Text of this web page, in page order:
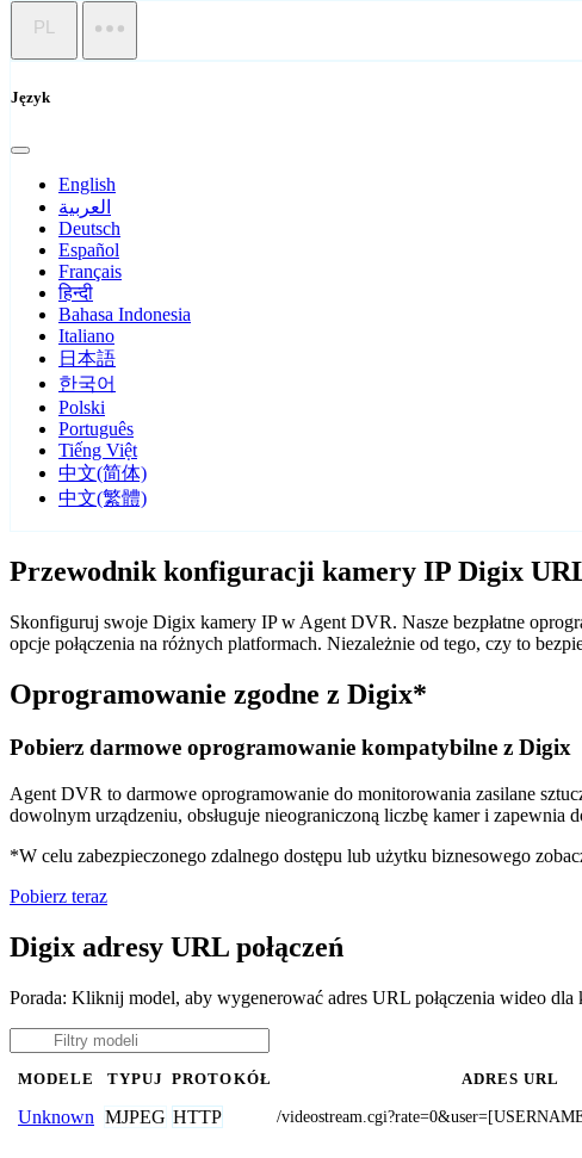
PL
Język
English
العربية
Deutsch
Español
Français
हिन्दी
Bahasa Indonesia
Italiano
日本語
한국어
Polski
Português
Tiếng Việt
中文(简体)
中文(繁體)
Przewodnik konfiguracji kamery IP Digix
Skonfiguruj swoje Digix kamery IP w Agent DVR. Nasze bezpłatne
opcje połączenia na różnych platformach. Niezależnie od tego, czy to
Oprogramowanie zgodne z Digix*
Pobierz darmowe oprogramowanie kompatybilne z Digix
Agent DVR to darmowe oprogramowanie do monitorowania zasilane
dowolnym urządzeniu, obsługuje nieograniczoną liczbę kamer i
*W celu zabezpieczonego zdalnego dostępu lub użytku biznesowego
Pobierz teraz
Digix adresy URL połączeń
Porada: Kliknij model, aby wygenerować adres URL połączenia wideo
MODELE TYPUJ PROTOKÓŁ ADRES URL
Unknown MJPEG HTTP /